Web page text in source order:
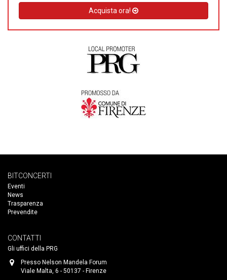
Acquista ora!
BITCONCERTI
Eventi
News
Trasparenza
Prevendite
CONTATTI
Gli uffici della PRG
Presso Nelson Mandela Forum
Viale Malta, 6 - 50137 - Firenze